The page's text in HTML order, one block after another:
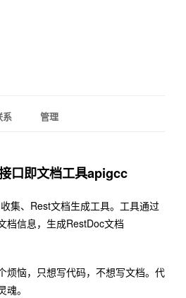
系 管理
口即文档工具apigcc
集、Rest文档生成工具。工具通过
档信息，生成RestDoc文档
烦恼，只想写代码，不想写文档。代
。